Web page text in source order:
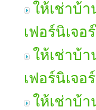
ให้เช่าบ้า
เฟอร์นิเจอ
ให้เช่าบ้
เฟอร์นิเจอ
ให้เช่าบ้